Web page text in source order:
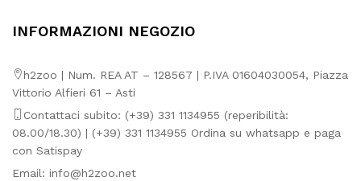
INFORMAZIONI NEGOZIO
h2zoo | Num. REA AT – 128567 | P.IVA 01604030054, Piazza
Vittorio Alfieri 61 – Asti
Contattaci subito: (+39) 331 1134955 (reperibilità:
08.00/18.30) | (+39) 331 1134955 Ordina su whatsapp e paga
con Satispay
Email: info@h2zoo.net